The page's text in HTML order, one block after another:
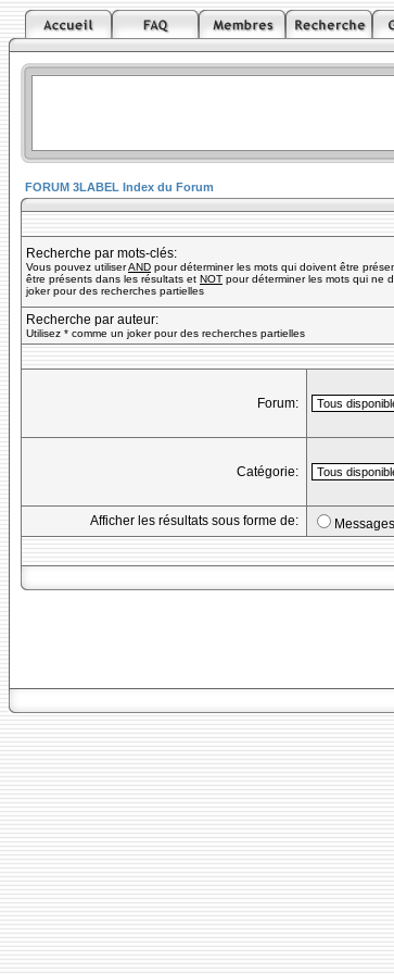
FORUM 3LABEL Index du Forum
Recherche par mots-clés:
Vous pouvez utiliserAND pour déterminer les mots qui doivent être
être présents dans les résultats et NOT pour déterminer les mots qui ne
joker pour des recherches partielles
Recherche par auteur:
Utilisez * comme un joker pour des recherches partielles
Forum:
Catégorie:
Afficher les résultats sous forme de:
Messages